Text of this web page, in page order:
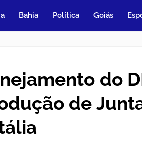
Bahia Política Goiás
do
de